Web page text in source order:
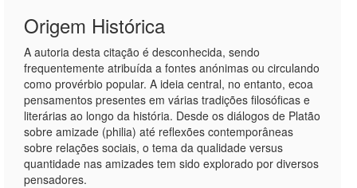
Origem Histórica
A autoria desta citação é desconhecida, sendo
frequentemente atribuída a fontes anónimas ou circulando
como provérbio popular. A ideia central, no entanto, ecoa
pensamentos presentes em várias tradições filosóficas e
literárias ao longo da história. Desde os diálogos de Platão
sobre amizade (philia) até reflexões contemporâneas
sobre relações sociais, o tema da qualidade versus
quantidade nas amizades tem sido explorado por diversos
pensadores.